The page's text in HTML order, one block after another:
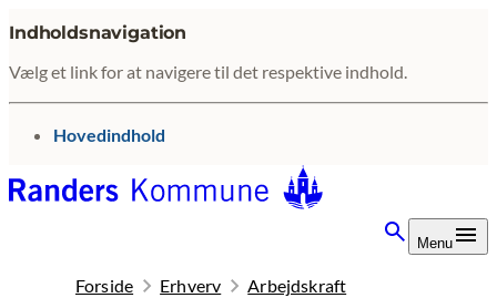
Indholdsnavigation
Vælg et link for at navigere til det respektive indhold.
gå til
Hovedindhold
Menu
Forside Erhverv Arbejdskraft